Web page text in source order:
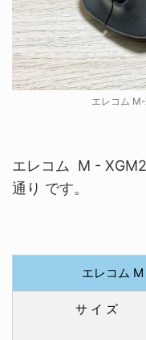
エレコム
エレコム M -
通り です。
エレコム
サ イ ズ